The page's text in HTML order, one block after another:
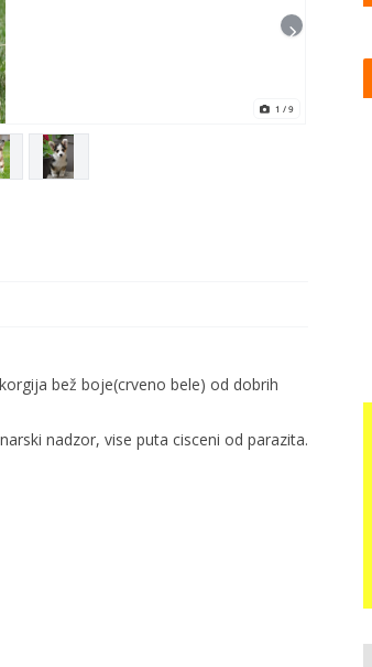
1 / 9
korgija bež boje(crveno bele) od dobrih
nadzor, vise puta cisceni od parazita.